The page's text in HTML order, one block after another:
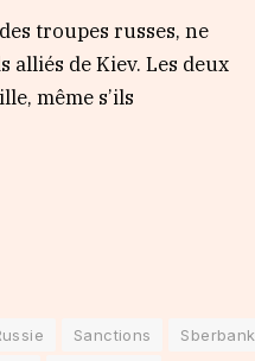
troupes russes, ne
alliés de Kiev. Les deux
même s’ils
Sanctions
Sberbank